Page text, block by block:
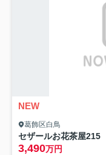
NEW
葛飾区白鳥
セザールお花茶屋215
3,490万円